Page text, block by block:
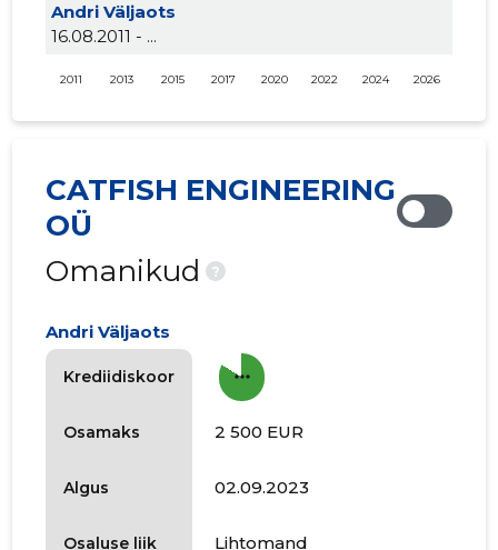
Andri Väljaots
16.08.2011 - ...
2011 2013 2015 2017 2020 2022 2024 2026
CATFISH ENGINEERING
OÜ
Omanikud
?
Krediidiskoor
Osamaks
Algus
Osaluse liik
Andri Väljaots
more_horiz
2 500 EUR
02.09.2023
Lihtomand